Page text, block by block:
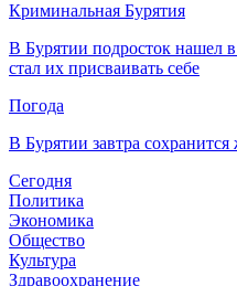
Криминальная Бурятия
В Бурятии подросток нашел
стал их присваивать себе
Погода
В Бурятии завтра сохранится
Сегодня
Политика
Экономика
Общество
Культура
Здравоохранение